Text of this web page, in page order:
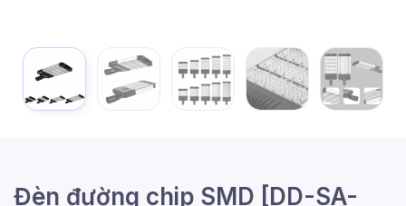
Đèn đường chip SMD [DD-SA-